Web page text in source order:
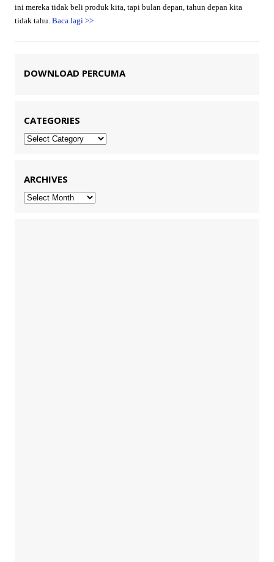
ini mereka tidak beli produk kita, tapi bulan depan, tahun depan kita
tidak tahu. Baca lagi >>
DOWNLOAD PERCUMA
CATEGORIES
Categories
ARCHIVES
Archives